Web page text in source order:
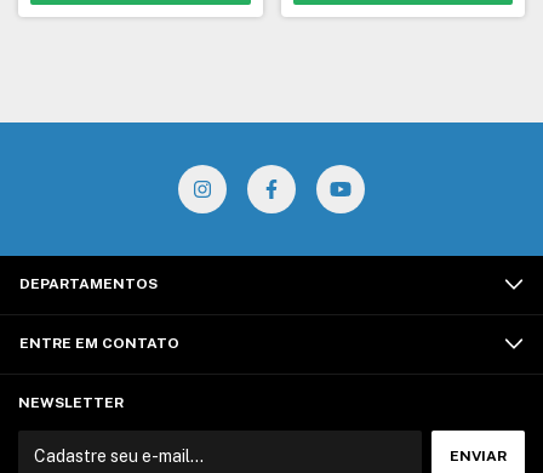
DEPARTAMENTOS
ENTRE EM CONTATO
NEWSLETTER